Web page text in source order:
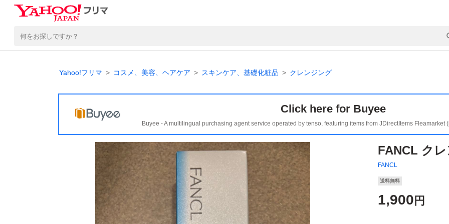
Yahoo!フリマ コスメ、美容、ヘアケア スキンケア、基礎化粧品 クレンジング
Click here for Buyee
Buyee - A multilingual purchasing agent service operated by tenso, featuring items from JDirectItems Fleamarket
FANCL ク
FANCL
送料無料
1,900 円